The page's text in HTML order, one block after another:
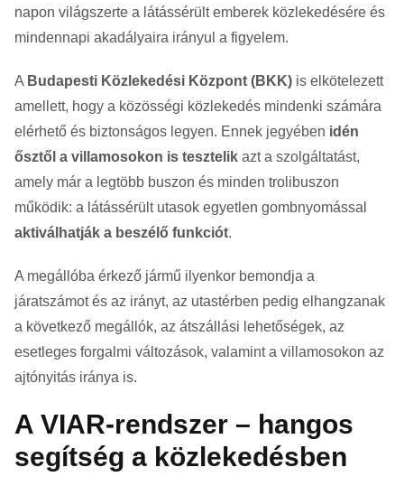
napon világszerte a látássérült emberek közlekedésére és
mindennapi akadályaira irányul a figyelem.
A Budapesti Közlekedési Központ (BKK) is elkötelezett
amellett, hogy a közösségi közlekedés mindenki számára
elérhető és biztonságos legyen. Ennek jegyében idén
ősztől a villamosokon is tesztelik azt a szolgáltatást,
amely már a legtöbb buszon és minden trolibuszon
működik: a látássérült utasok egyetlen gombnyomással
aktiválhatják a beszélő funkciót.
A megállóba érkező jármű ilyenkor bemondja a
járatszámot és az irányt, az utastérben pedig elhangzanak
a következő megállók, az átszállási lehetőségek, az
esetleges forgalmi változások, valamint a villamosokon az
ajtónyitás iránya is.
A VIAR-rendszer – hangos
segítség a közlekedésben